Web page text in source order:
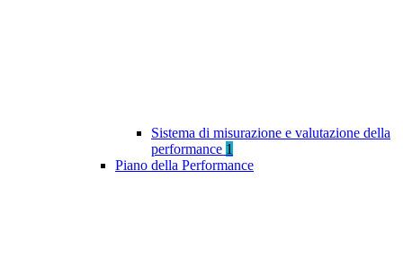
Sistema di misurazione e valutazione della
performance 1
Piano della Performance